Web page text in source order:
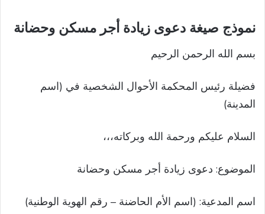
نموذج صيغة دعوى زيادة أجر مسكن وحضانة
بسم الله الرحمن الرحيم
فضيلة رئيس المحكمة الأحوال الشخصية في (اسم
المدينة)
السلام عليكم ورحمة الله وبركاته،،،
الموضوع: دعوى زيادة أجر مسكن وحضانة
اسم المدعية: (اسم الأم الحاضنة – رقم الهوية الوطنية)